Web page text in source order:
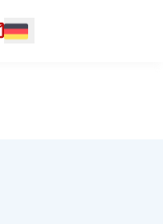
Langue :